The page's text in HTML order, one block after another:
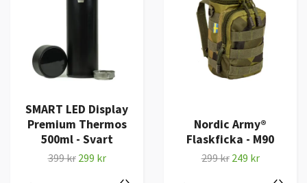
SMART LED Display
Premium Thermos
500ml - Svart
399 kr 299 kr
Nordic Army®
Flaskficka - M90
299 kr 249 kr